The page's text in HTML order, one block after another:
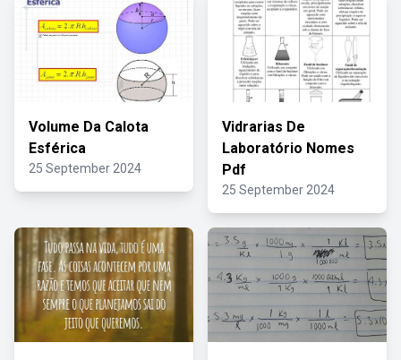
Volume Da Calota
Esférica
25 September 2024
Vidrarias De
Laboratório Nomes
Pdf
25 September 2024